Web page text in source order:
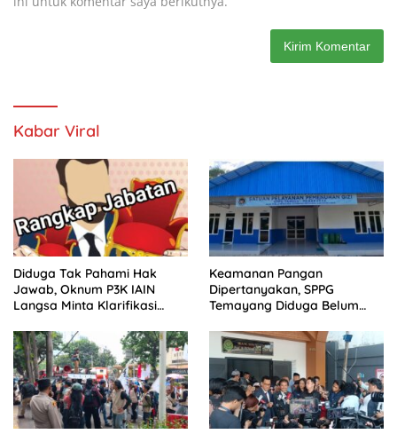
Kabar Viral
Diduga Tak Pahami Hak
Jawab, Oknum P3K IAIN
Langsa Minta Klarifikasi
Keamanan Pangan
Dipertanyakan, SPPG
Temayang Diduga Belum